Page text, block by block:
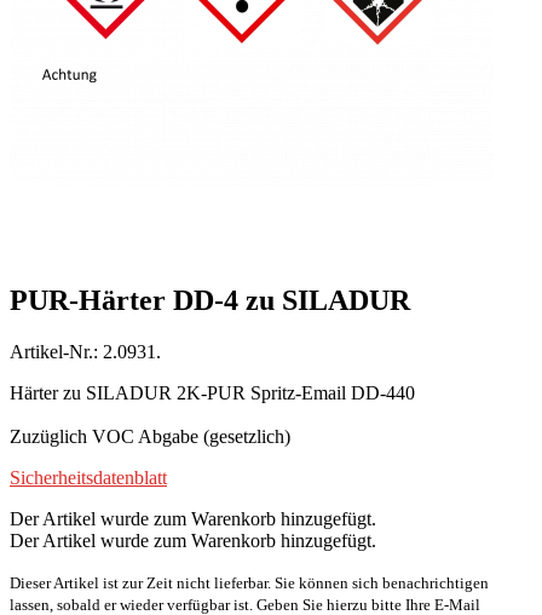
PUR-Härter DD-4 zu SILADUR
Artikel-Nr.: 2.0931.
Härter zu SILADUR 2K-PUR Spritz-Email DD-440
Zuzüglich VOC Abgabe (gesetzlich)
Sicherheitsdatenblatt
Der Artikel wurde zum Warenkorb hinzugefügt.
Der Artikel wurde zum Warenkorb hinzugefügt.
Dieser Artikel ist zur Zeit nicht lieferbar. Sie können sich benachrichtigen
lassen, sobald er wieder verfügbar ist. Geben Sie hierzu bitte Ihre E-Mail